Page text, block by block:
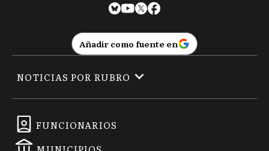
Añadir como fuente en
FUNCIONARIOS
NOTICIAS POR RUBRO